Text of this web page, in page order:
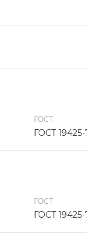
ГОСТ
ГОСТ 19425-
ГОСТ
ГОСТ 19425-